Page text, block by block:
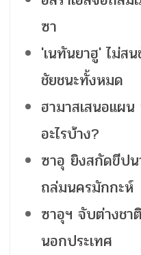
ซา
'เนทันยาฮู' ไม่ส
ชัยชนะทั้งหมด
ฮามาสเสนอแผ
อะไรบ้าง?
ซาอุ ยิงสกัดขีป
ถล่มนครมักกะห์
ซาอุฯ จับต่างช
นอกประเทศ